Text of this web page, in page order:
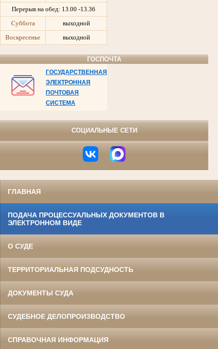
Перерыв на обед: 13.00 -13.36
Суббота
выходной
Воскресенье
выходной
ГОСПОЧТА
ГОСУДАРСТВЕННАЯ
ЭЛЕКТРОННАЯ
ПОЧТОВАЯ
СИСТЕМА
СОЦИАЛЬНЫЕ СЕТИ
ГЛАВНАЯ
ПОДАЧА ПРОЦЕССУАЛЬНЫХ ДОКУМЕНТОВ В
ЭЛЕКТРОННОМ ВИДЕ
О СУДЕ
ТЕРРИТОРИАЛЬНАЯ ПОДСУДНОСТЬ
ДОКУМЕНТЫ СУДА
СУДЕБНОЕ ДЕЛОПРОИЗВОДСТВО
СПРАВОЧНАЯ ИНФОРМАЦИЯ